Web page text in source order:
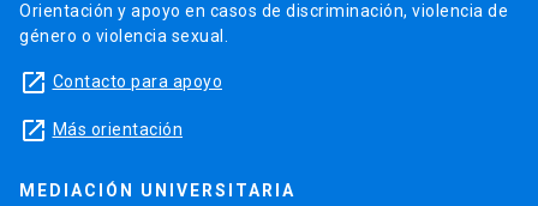
Orientación y apoyo en casos de discriminación, violencia de
género o violencia sexual.
launch Contacto para apoyo
launch Más orientación
MEDIACIÓN UNIVERSITARIA